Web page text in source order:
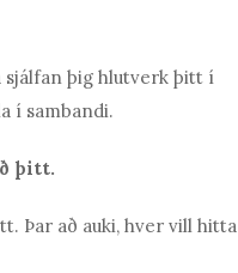
sjálfan þig hlutverk þitt í
í sambandi.
þitt.
Þar að auki, hver vill hitta